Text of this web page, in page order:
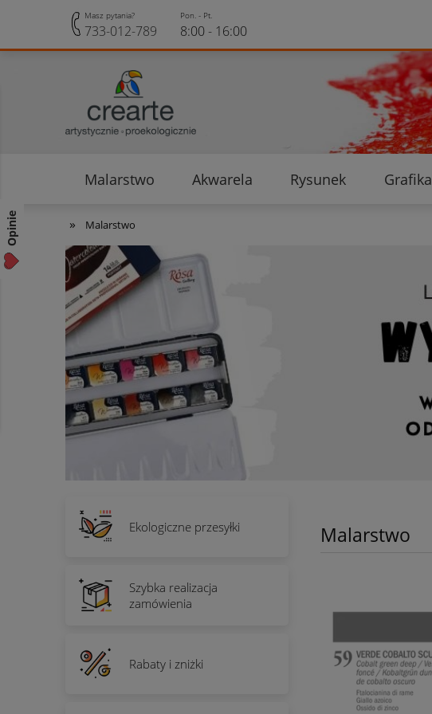
Malarstwo Akwarela Rysunek Grafika
» Malarstwo
Ekologiczne przesyłki
Szybka realizacja
zamówienia
Rabaty i zniżki
Malarstwo
Masz pytania?
733-012-789
Pon. - Pt.
8:00 - 16:00
Opinie